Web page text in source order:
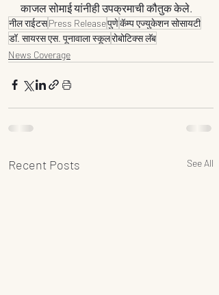
काजल सोमाई यांनीही उपक्रमाची कौतुक केले.
नील राईटसPress Releaseपुणेकॅम्प एज्युकेशन सोसायटी
डॉ. सायरस एस. पूनावाला स्कूलरोबोटिक्स लॅब
News Coverage
Recent Posts See All